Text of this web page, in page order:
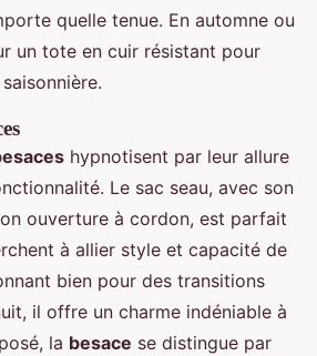
quelle tenue. En automne ou
un tote en cuir résistant pour
hypnotisent par leur allure
Le sac seau, avec son
ouverture à cordon, est parfait
à allier style et capacité de
bien pour des transitions
il offre un charme indéniable à
la besace se distingue par